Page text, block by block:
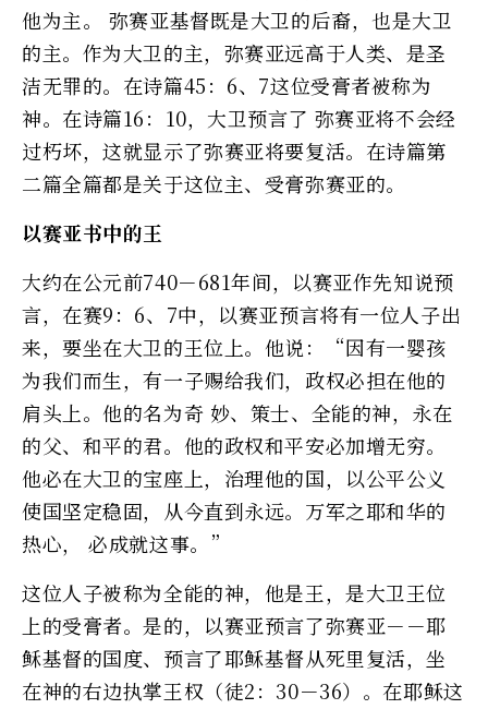
他为主。 弥赛亚基督既是大卫的后裔，也是大卫
的主。作为大卫的主，弥赛亚远高于人类、是圣
洁无罪的。在诗篇45：6、7这位受膏者被称为
神。在诗篇16：10，大卫预言了 弥赛亚将不会经
过朽坏，这就显示了弥赛亚将要复活。在诗篇第
二篇全篇都是关于这位主、受膏弥赛亚的。
以赛亚书中的王
大约在公元前740－681年间，以赛亚作先知说预
言，在赛9：6、7中，以赛亚预言将有一位人子出
来，要坐在大卫的王位上。他说：“因有一婴孩
为我们而生，有一子赐给我们，政权必担在他的
肩头上。他的名为奇 妙、策士、全能的神，永在
的父、和平的君。他的政权和平安必加增无穷。
他必在大卫的宝座上，治理他的国，以公平公义
使国坚定稳固，从今直到永远。万军之耶和华的
热心， 必成就这事。”
这位人子被称为全能的神，他是王，是大卫王位
上的受膏者。是的，以赛亚预言了弥赛亚－－耶
稣基督的国度、预言了耶稣基督从死里复活，坐
在神的右边执掌王权（徒2：30－36）。在耶稣这